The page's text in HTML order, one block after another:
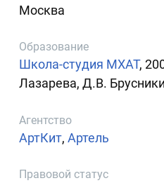
Москва
Образование
Школа-студия МХАТ,
Лазарева, Д.В.
Агентство
АртКит,Артель
Правовой статус